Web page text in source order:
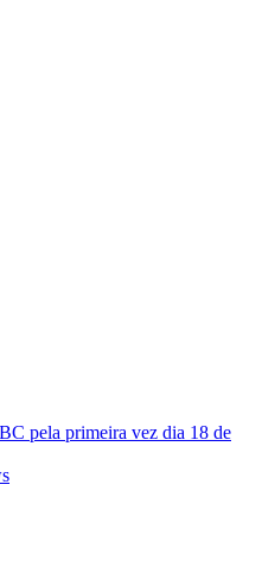
pela primeira vez dia 18 de